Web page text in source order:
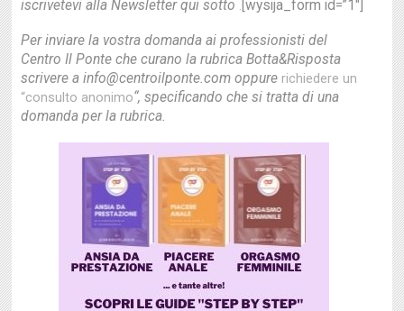
iscrivetevi alla Newsletter qui sotto . [wysija_form id=”1″]
Per inviare la vostra domanda ai professionisti del
Centro Il Ponte che curano la rubrica Botta&Risposta
scrivere a info@centroilponte.com oppure richiedere un
“consulto anonimo“, specificando che si tratta di una
domanda per la rubrica.